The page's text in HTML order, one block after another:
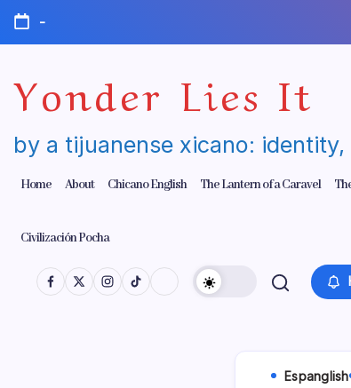
Skip
content
-
Yonder Lies It
by a tijuanense xicano:
Home About Chicano English The Lantern of a Caravel
Civilización Pocha
Espanglish